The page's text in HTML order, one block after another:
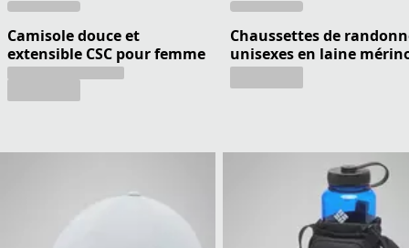
Camisole douce et
extensible CSC pour femme
Chaussettes de
unisexes en laine